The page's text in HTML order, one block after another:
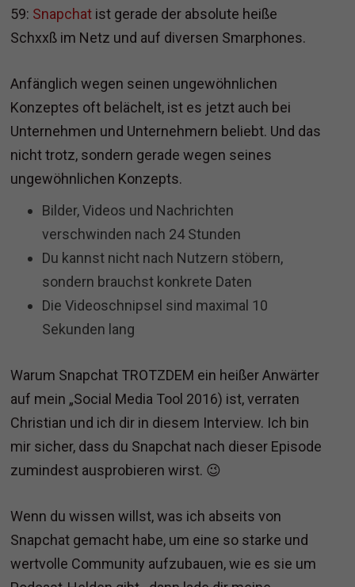
59: Snapchat ist gerade der absolute heiße
Schxxß im Netz und auf diversen Smarphones.
Anfänglich wegen seinen ungewöhnlichen
Konzeptes oft belächelt, ist es jetzt auch bei
Unternehmen und Unternehmern beliebt. Und das
nicht trotz, sondern gerade wegen seines
ungewöhnlichen Konzepts.
Bilder, Videos und Nachrichten
verschwinden nach 24 Stunden
Du kannst nicht nach Nutzern stöbern,
sondern brauchst konkrete Daten
Die Videoschnipsel sind maximal 10
Sekunden lang
Warum Snapchat TROTZDEM ein heißer Anwärter
auf mein „Social Media Tool 2016) ist, verraten
Christian und ich dir in diesem Interview. Ich bin
mir sicher, dass du Snapchat nach dieser Episode
zumindest ausprobieren wirst. 😉
Wenn du wissen willst, was ich abseits von
Snapchat gemacht habe, um eine so starke und
wertvolle Community aufzubauen, wie es sie um